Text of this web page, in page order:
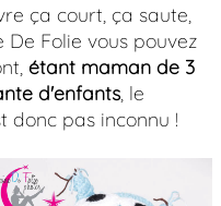
ça court, ça saute,
Folie vous pouvez
étant maman de 3
d'enfants , le
donc pas inconnu !